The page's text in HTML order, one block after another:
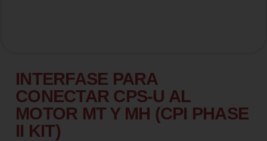
INTERFASE PARA
CONECTAR CPS-U AL
MOTOR MT Y MH (CPI PHASE
II KIT)